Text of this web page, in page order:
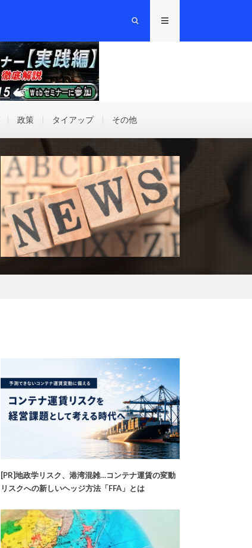
政策 タイアップ その他
[PR]地政学リスク、港湾混雑…コンテナ運賃の変動
リスクへの新しいヘッジ方法「FFA」とは